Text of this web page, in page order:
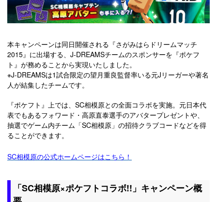
本キャンペーンは同日開催される『さがみはらドリームマッチ
2015』に出場する、J-DREAMSチームのスポンサーを『ポケフ
ト』が務めることから実現いたしました。
※J-DREAMSは1試合限定の望月重良監督率いる元Jリーガーや著名
人が結集したチームです。
『ポケフト』上では、SC相模原との全面コラボを実施。元日本代
表でもあるフォワード・高原直泰選手のアバタープレゼントや、
抽選でゲーム内チーム「SC相模原」の招待クラブコードなどを得
ることができます。
SC相模原の公式ホームページはこちら！
「SC相模原×ポケフトコラボ!!」キャンペーン概